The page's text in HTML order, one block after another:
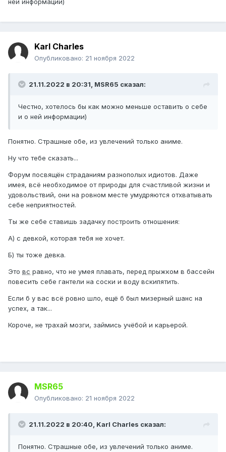
Karl Charles
Опубликовано: 21 ноября 2022
21.11.2022 в 20:31, MSR65 сказал:
Честно, хотелось бы как можно меньше оставить о себе
и о ней информации)
Понятно. Страшные обе, из увлечений только аниме.
Ну что тебе сказать...
Форум посвящён страданиям разнополых идиотов. Даже
имея, всё необходимое от природы для счастливой жизни и
удовольствий, они на ровном месте умудряются отхватывать
себе неприятностей.
Ты же себе ставишь задачку построить отношения:
А) с девкой, которая тебя не хочет.
Б) ты тоже девка.
Это вс равно, что не умея плавать, перед прыжком в бассейн
повесить себе гантели на соски и воду вскипятить.
Если б у вас всё ровно шло, ещё б был мизерный шанс на
успех, а так...
Короче, не трахай мозги, займись учёбой и карьерой.
MSR65
Опубликовано: 21 ноября 2022
21.11.2022 в 20:40, Karl Charles сказал:
Понятно. Страшные обе, из увлечений только аниме.